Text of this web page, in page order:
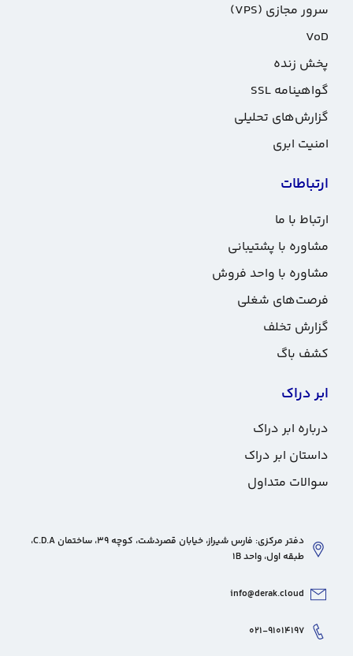
سرور مجازی (VPS)
VoD
پخش زنده
گواهینامه SSL
گزارش‌های تحلیلی
امنیت ابری
ارتباطات
ارتباط با ما
مشاوره با پشتیبانی
مشاوره با واحد فروش
فرصت‌های شغلی
گزارش تخلف
کشف باگ
ابر دراک
درباره ابر دراک
داستان ابر دراک
سوالات متداول
دفتر مرکزی: فارس شیراز، خیابان قصردشت، کوچه 39، ساختمان C.D.A،
طبقه اول، واحد 1B
info@derak.cloud
۰۲۱-۹۱۰۱۴۱۹۷